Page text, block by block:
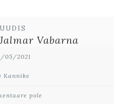
UUDIS
Vabarna
05/2021
Kannike
pole